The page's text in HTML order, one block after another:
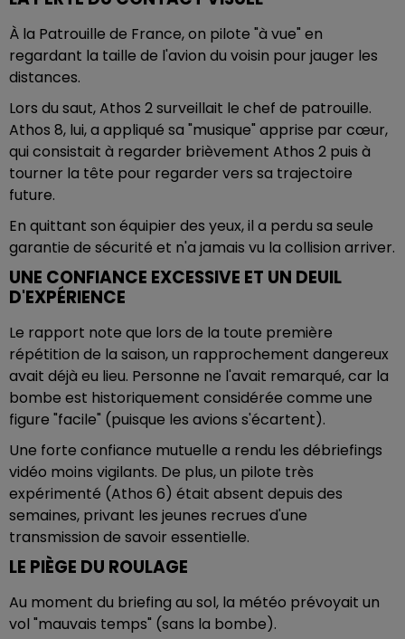
À la Patrouille de France, on pilote "à vue" en
regardant la taille de l'avion du voisin pour jauger les
distances.
Lors du saut, Athos 2 surveillait le chef de patrouille.
Athos 8, lui, a appliqué sa "musique" apprise par cœur,
qui consistait à regarder brièvement Athos 2 puis à
tourner la tête pour regarder vers sa trajectoire
future.
En quittant son équipier des yeux, il a perdu sa seule
garantie de sécurité et n'a jamais vu la collision arriver.
UNE CONFIANCE EXCESSIVE ET UN DEUIL
D'EXPÉRIENCE
Le rapport note que lors de la toute première
répétition de la saison, un rapprochement dangereux
avait déjà eu lieu. Personne ne l'avait remarqué, car la
bombe est historiquement considérée comme une
figure "facile" (puisque les avions s'écartent).
Une forte confiance mutuelle a rendu les débriefings
vidéo moins vigilants. De plus, un pilote très
expérimenté (Athos 6) était absent depuis des
semaines, privant les jeunes recrues d'une
transmission de savoir essentielle.
LE PIÈGE DU ROULAGE
Au moment du briefing au sol, la météo prévoyait un
vol "mauvais temps" (sans la bombe).